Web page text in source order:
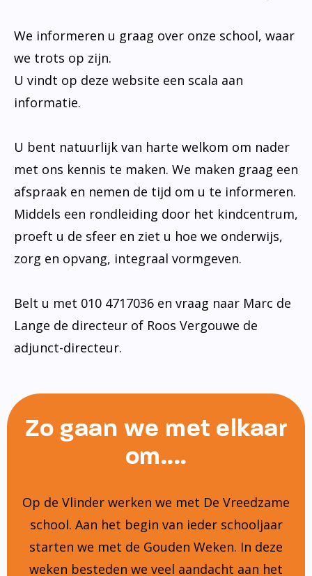
We informeren u graag over onze school, waar
we trots op zijn.
U vindt op deze website een scala aan
informatie.
U bent natuurlijk van harte welkom om nader
met ons kennis te maken. We maken graag een
afspraak en nemen de tijd om u te informeren.
Middels een rondleiding door het kindcentrum,
proeft u de sfeer en ziet u hoe we onderwijs,
zorg en opvang, integraal vormgeven.
Belt u met 010 4717036 en vraag naar Marc de
Lange de directeur of Roos Vergouwe de
adjunct-directeur.
Zo gaan we met elkaar
om....
Op de Vlinder werken we met De Vreedzame
school. Aan het begin van ieder schooljaar
starten we met de Gouden Weken. In deze
weken besteden we veel aandacht aan het